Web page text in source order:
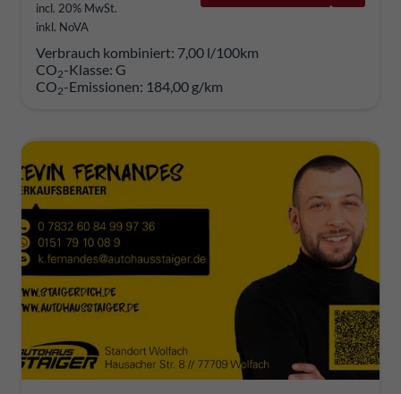
incl. 20% MwSt.
inkl. NoVA
Verbrauch kombiniert: 7,00 l/100km
CO2-Klasse: G
CO2-Emissionen: 184,00 g/km